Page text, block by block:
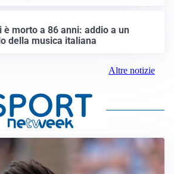
è morto a 86 anni: addio a un
della musica italiana
Altre notizie